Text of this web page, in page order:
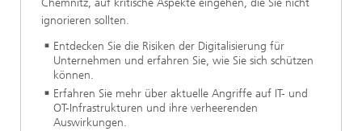
Chemnitz, auf kritische Aspekte eingehen, die Sie nicht
ignorieren sollten.
Entdecken Sie die Risiken der Digitalisierung für
Unternehmen und erfahren Sie, wie Sie sich schützen
können.
Erfahren Sie mehr über aktuelle Angriffe auf IT- und
OT-Infrastrukturen und ihre verheerenden
Auswirkungen.